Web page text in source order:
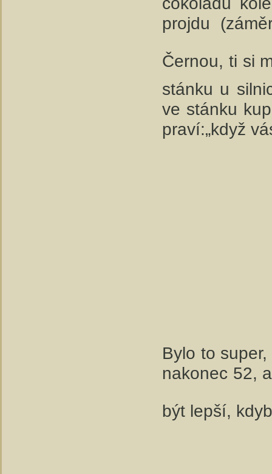
projdu
Černou, ti si
stánku u
ve stánku
praví:„když
Bylo to
nakonec 52,
být lepší,